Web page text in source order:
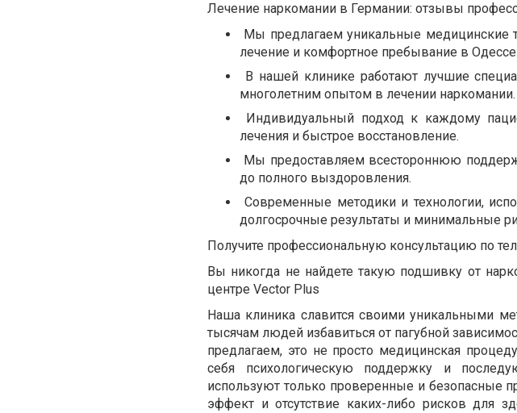
Лечение наркомании в Германии: отзывы
Мы предлагаем уникальные медицинские
лечение и комфортное пребывание в Одессе.
В нашей клинике работают лучшие
многолетним опытом в лечении наркомании.
Индивидуальный подход к каждому
лечения и быстрое восстановление.
Мы предоставляем всестороннюю
до полного выздоровления.
Современные методики и технологии,
долгосрочные результаты и минимальные
Получите профессиональную консультацию по
Вы никогда не найдете такую подшивку от
центре Vector Plus
Наша клиника славится своими уникальными
тысячам людей избавиться от пагубной
предлагаем, это не просто медицинская
себя психологическую поддержку и
используют только проверенные и безопасные
эффект и отсутствие каких-либо рисков для